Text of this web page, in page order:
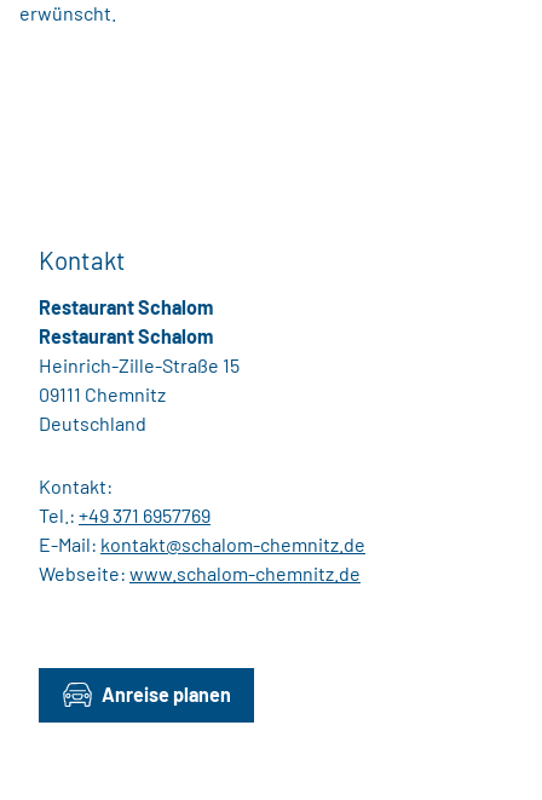
erwünscht.
Kontakt
Restaurant Schalom
Restaurant Schalom
Heinrich-Zille-Straße 15
09111 Chemnitz
Deutschland
Kontakt:
Tel.: +49 371 6957769
E-Mail: kontakt@schalom-chemnitz.de
Webseite: www.schalom-chemnitz.de
Anreise planen